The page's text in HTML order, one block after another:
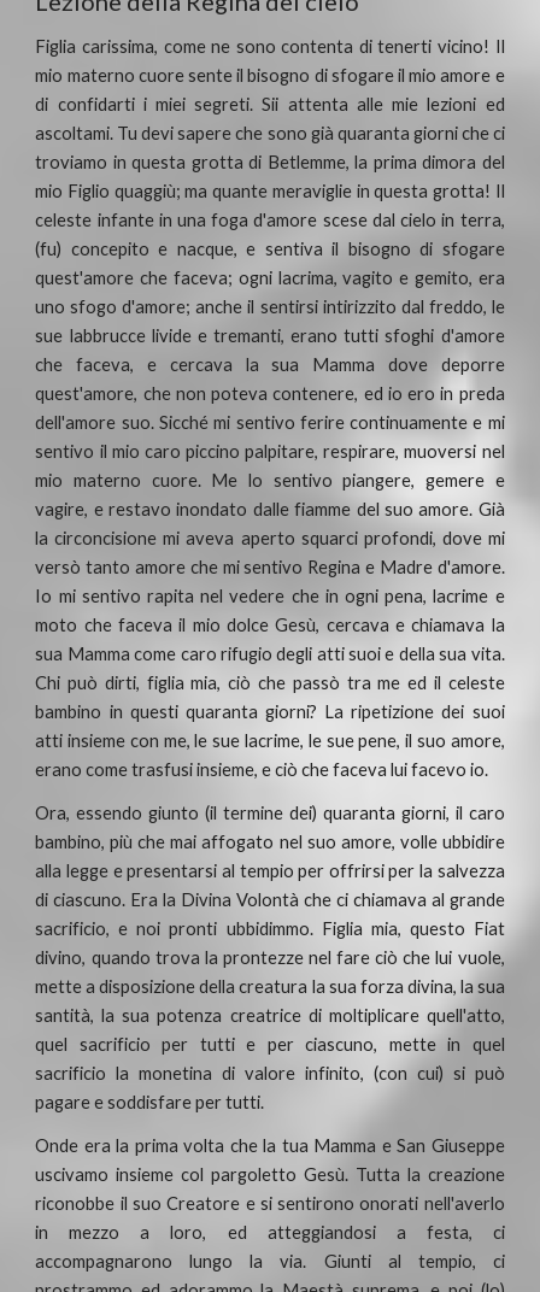
Figlia carissima, come ne sono contenta di tenerti vicino! Il
mio materno cuore sente il bisogno di sfogare il mio amore e
di confidarti i miei segreti. Sii attenta alle mie lezioni ed
ascoltami. Tu devi sapere che sono già quaranta giorni che ci
troviamo in questa grotta di Betlemme, la prima dimora del
mio Figlio quaggiù; ma quante meraviglie in questa grotta! Il
celeste infante in una foga d'amore scese dal cielo in terra,
(fu) concepito e nacque, e sentiva il bisogno di sfogare
quest'amore che faceva; ogni lacrima, vagito e gemito, era
uno sfogo d'amore; anche il sentirsi intirizzito dal freddo, le
sue labbrucce livide e tremanti, erano tutti sfoghi d'amore
che faceva, e cercava la sua Mamma dove deporre
quest'amore, che non poteva contenere, ed io ero in preda
dell'amore suo. Sicché mi sentivo ferire continuamente e mi
sentivo il mio caro piccino palpitare, respirare, muoversi nel
mio materno cuore. Me lo sentivo piangere, gemere e
vagire, e restavo inondato dalle fiamme del suo amore. Già
la circoncisione mi aveva aperto squarci profondi, dove mi
versò tanto amore che mi sentivo Regina e Madre d'amore.
Io mi sentivo rapita nel vedere che in ogni pena, lacrime e
moto che faceva il mio dolce Gesù, cercava e chiamava la
sua Mamma come caro rifugio degli atti suoi e della sua vita.
Chi può dirti, figlia mia, ciò che passò tra me ed il celeste
bambino in questi quaranta giorni? La ripetizione dei suoi
atti insieme con me, le sue lacrime, le sue pene, il suo amore,
erano come trasfusi insieme, e ciò che faceva lui facevo io.
Ora, essendo giunto (il termine dei) quaranta giorni, il caro
bambino, più che mai affogato nel suo amore, volle ubbidire
alla legge e presentarsi al tempio per offrirsi per la salvezza
di ciascuno. Era la Divina Volontà che ci chiamava al grande
sacrificio, e noi pronti ubbidimmo. Figlia mia, questo Fiat
divino, quando trova la prontezze nel fare ciò che lui vuole,
mette a disposizione della creatura la sua forza divina, la sua
santità, la sua potenza creatrice di moltiplicare quell'atto,
quel sacrificio per tutti e per ciascuno, mette in quel
sacrificio la monetina di valore infinito, (con cui) si può
pagare e soddisfare per tutti.
Onde era la prima volta che la tua Mamma e San Giuseppe
uscivamo insieme col pargoletto Gesù. Tutta la creazione
riconobbe il suo Creatore e si sentirono onorati nell'averlo
in mezzo a loro, ed atteggiandosi a festa, ci
accompagnarono lungo la via. Giunti al tempio, ci